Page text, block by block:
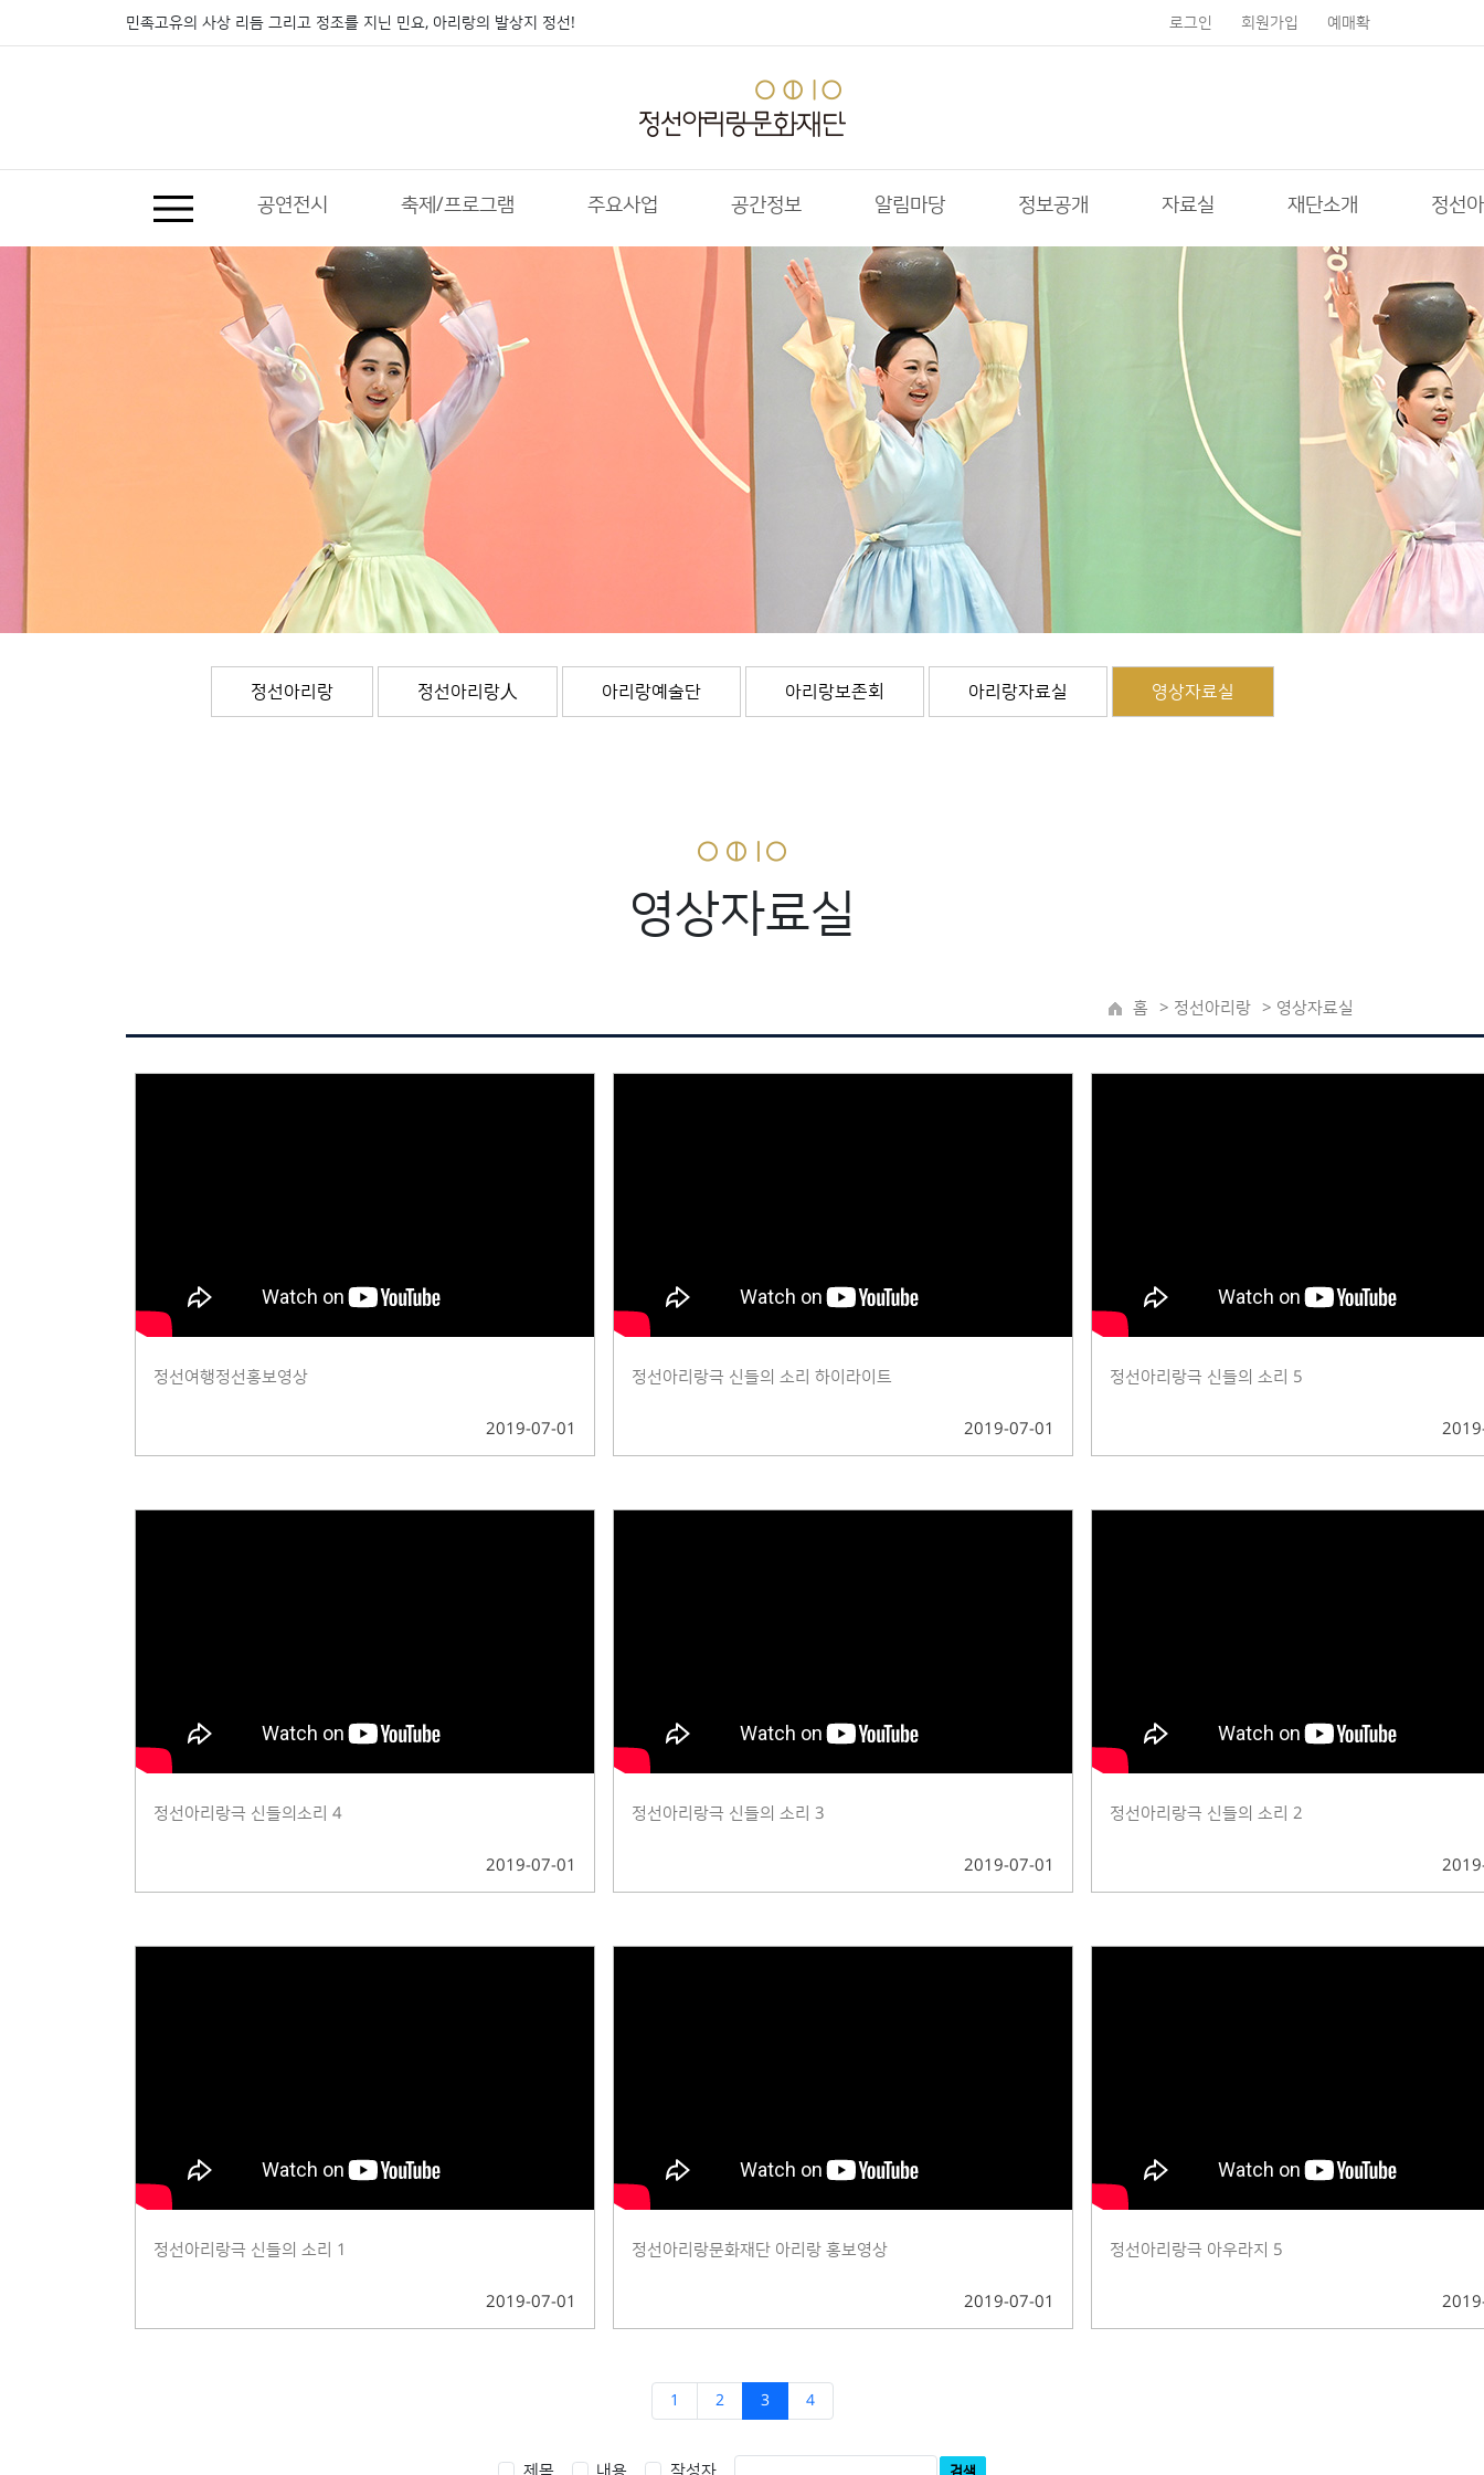
민족고유의 사상 리듬 그리고 정조를 지닌 민요, 아리랑의 발상지 정선! 로그인 회원가입 예매확
공연전시 축제/프로그램 주요사업 공간정보 알림마당 정보공개 자료실 재단소개 정선
정선아리랑 정선아리랑人 아리랑예술단 아리랑보존회 아리랑자료실 영상자료실
영상자료실
> 영상자료실
> 정선아리랑
홈
정선여행정선홍보영상
2019-07-01
정선아리랑극 신들의 소리 하이라이트
2019-07-01
정선아리랑극 신들의 소리 5
정선아리랑극 신들의소리 4
2019-07-01
정선아리랑극 신들의 소리 3
2019-07-01
정선아리랑극 신들의 소리 2
정선아리랑극 신들의 소리 1
2019-07-01
정선아리랑문화재단 아리랑 홍보영상
2019-07-01
정선아리랑극 아우라지 5
1 2 3 4
제목 내용 작성자 검색